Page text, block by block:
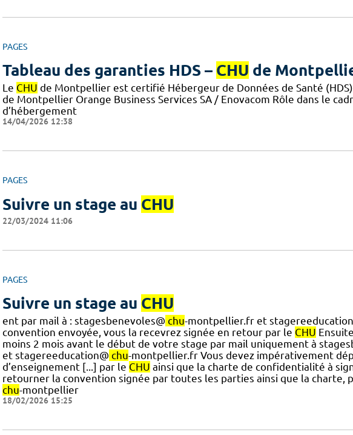
PAGES
Tableau des garanties HDS – CHU de
Le CHU de Montpellier est certifié Hébergeur de Données de Santé
de Montpellier Orange Business Services SA / Enovacom Rôle dans le
d’hébergement
14/04/2026 12:38
PAGES
Suivre un stage au CHU
22/03/2024 11:06
PAGES
Suivre un stage au CHU
ent par mail à : stagesbenevoles@ chu-montpellier.fr et
convention envoyée, vous la recevrez signée en retour par le CHU
moins 2 mois avant le début de votre stage par mail uniquement à
et stagereeducation@ chu-montpellier.fr Vous devez impérativement
d’enseignement [...] par le CHU ainsi que la charte de confidentialité à
retourner la convention signée par toutes les parties ainsi que la charte,
chu-montpellier
18/02/2026 15:25